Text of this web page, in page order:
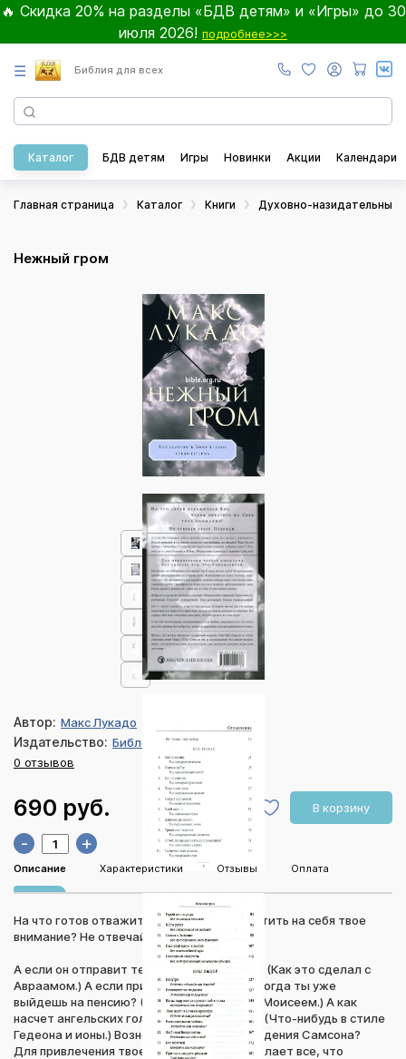
🔥 Скидка 20% на разделы «БДВ детям» и «Игры» до 30
июля 2026! подробнее>>>
☰ Библия для всех
Каталог БДВ детям Игры Новинки Акции Календари
Главная страница Каталог Книги Духовно-назидательные
Нежный гром
Автор: Макс Лукадо
Издательство: Библейский взгляд
0 отзывов
690 руб. В корзину
- +
Описание Характеристики Отзывы Оплата
На что готов отважиться бог, чтобы обратить на себя твое
внимание? Не отвечай сразу. Подумай.
А если он отправит тебя в другую страну? (Как это сделал с
Авраамом.) А если призовет в служение, когда ты уже
выйдешь на пенсию? (Как он это сделал с Моисеем.) А как
насчет ангельских голосов и брюха кита? (Что-нибудь в стиле
Гедеона и ионы.) Вознесения Даниила и падения Самсона?
Для привлечения твоего внимания бог сделает все, что